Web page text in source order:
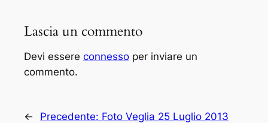
Lascia un commento
Devi essere connesso per inviare un
commento.
← Precedente: Foto Veglia 25 Luglio 2013